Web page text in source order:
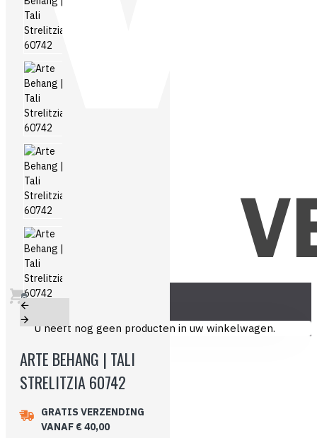
0
U heeft nog geen producten in uw winkelwagen.
ARTE BEHANG | TALI
STRELITZIA 60742
GRATIS VERZENDING
VANAF € 40,00